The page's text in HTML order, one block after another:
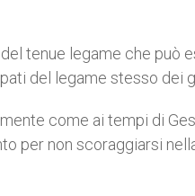
tenue legame che può
del legame stesso dei
come ai tempi di
per non scoraggiarsi